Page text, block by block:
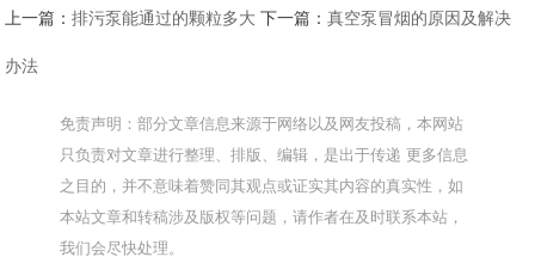
上一篇：排污泵能通过的颗粒多大 下一篇：真空泵冒烟的原因及解决
办法
免责声明：部分文章信息来源于网络以及网友投稿，本网站
只负责对文章进行整理、排版、编辑，是出于传递 更多信息
之目的，并不意味着赞同其观点或证实其内容的真实性，如
本站文章和转稿涉及版权等问题，请作者在及时联系本站，
我们会尽快处理。